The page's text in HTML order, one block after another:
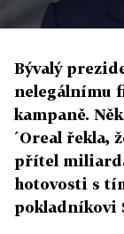
Bývalý
nelegálnímu
kampaně.
´Oreal řekla,
přítel
hotovosti s
pokladníkovi